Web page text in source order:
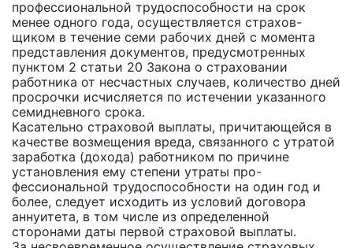
профессиональной трудоспособности на срок
менее одного года, осуществляется страхов-
щиком в течение семи рабочих дней с момента
представления документов, предусмотренных
пунктом 2 статьи 20 Закона о страховании
работника от несчастных случаев, количество дней
просрочки исчисляется по истечении указанного
семидневного срока.
Касательно страховой выплаты, причитающейся в
качестве возмещения вреда, связанного с утратой
заработка (дохода) работником по причине
установления ему степени утраты про-
фессиональной трудоспособности на один год и
более, следует исходить из условий договора
аннуитета, в том числе из определенной
сторонами даты первой страховой выплаты.